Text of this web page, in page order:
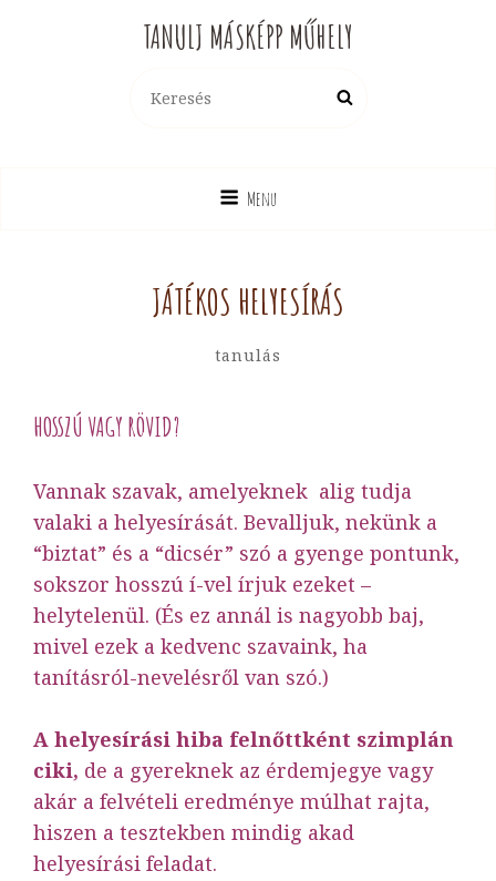
TANULJ MÁSKÉPP MŰHELY
Search
Menu
JÁTÉKOS HELYESÍRÁS
Categories
Tanulás
HOSSZÚ VAGY RÖVID?
Vannak szavak, amelyeknek alig tudja
valaki a helyesírását. Bevalljuk, nekünk a
“biztat” és a “dicsér” szó a gyenge pontunk,
sokszor hosszú í-vel írjuk ezeket –
helytelenül. (És ez annál is nagyobb baj,
mivel ezek a kedvenc szavaink, ha
tanításról-nevelésről van szó.)
A helyesírási hiba felnőttként szimplán
ciki, de a gyereknek az érdemjegye vagy
akár a felvételi eredménye múlhat rajta,
hiszen a tesztekben mindig akad
helyesírási feladat.